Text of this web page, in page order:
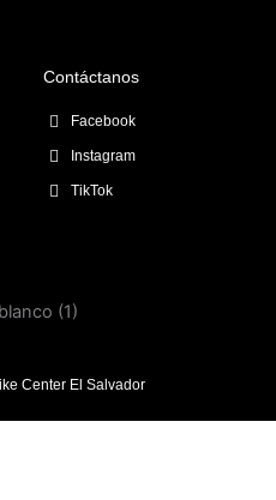
Contáctanos
Facebook
Instagram
TikTok
Center El Salvador